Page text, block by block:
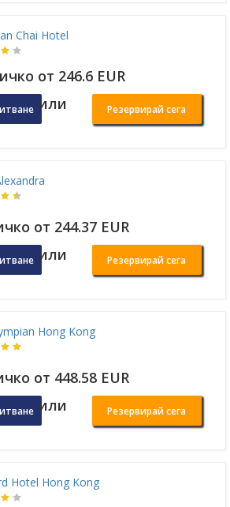
Chai Hotel
от 246.6 EUR
или Резервирай сега
от 244.37 EUR
или Резервирай сега
Hong Kong
от 448.58 EUR
или Резервирай сега
Hotel Hong Kong